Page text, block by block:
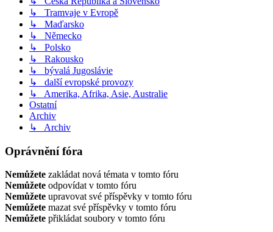
↳ Tramvaje v Evropě
↳ Maďarsko
↳ Německo
↳ Polsko
↳ Rakousko
↳ bývalá Jugoslávie
↳ další evropské provozy
↳ Amerika, Afrika, Asie, Australie
Ostatní
Archiv
↳ Archiv
Oprávnění fóra
Nemůžete zakládat nová témata v tomto fóru
Nemůžete odpovídat v tomto fóru
Nemůžete upravovat své příspěvky v tomto fóru
Nemůžete mazat své příspěvky v tomto fóru
Nemůžete přikládat soubory v tomto fóru